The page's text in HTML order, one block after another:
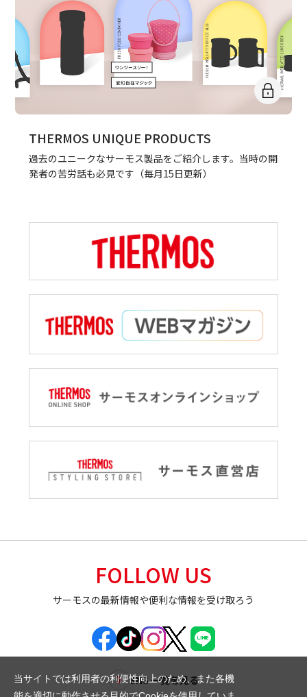
THERMOS UNIQUE PRODUCTS
過去のユニークなサーモス製品をご紹介します。当時の開
発者の苦労話も必見です（毎月15日更新）
FOLLOW US
サーモスの最新情報や便利な情報を受け取ろう
SNS 一覧を見る
当サイトでは利用者の利便性向上のため、また各機